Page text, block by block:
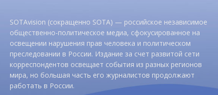
SOTAvision (сокращенно SOTA) — российское независимое
общественно-политическое медиа, сфокусированное на
освещении нарушения прав человека и политическом
преследовании в России. Издание за счет развитой сети
корреспондентов освещает события из разных регионов
мира, но большая часть его журналистов продолжают
работать в России.